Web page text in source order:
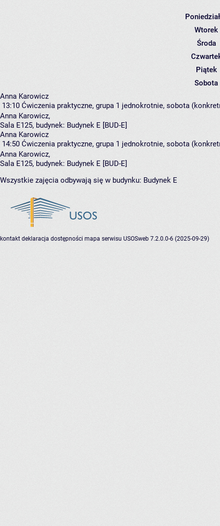
Wtorek
Środa
Piątek
Sobota
Anna Karowicz
13:10 Ćwiczenia praktyczne, grupa 1 jednokrotnie, sobota
Anna Karowicz,
Sala E125, budynek: Budynek E [BUD-E]
Anna Karowicz
14:50 Ćwiczenia praktyczne, grupa 1 jednokrotnie, sobota
Anna Karowicz,
Sala E125, budynek: Budynek E [BUD-E]
Wszystkie zajęcia odbywają się w budynku: Budynek E
kontakt deklaracja dostępności mapa serwisu USOSweb 7.2.0.0-6 (2025-09-29)